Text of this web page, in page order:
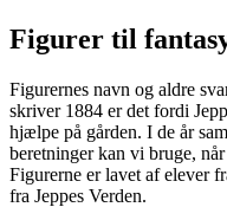
Figurer til
Figurernes navn og aldre
skriver 1884 er det fordi
hjælpe på gården. I de år
beretninger kan vi bruge,
Figurerne er lavet af elever
fra Jeppes Verden.